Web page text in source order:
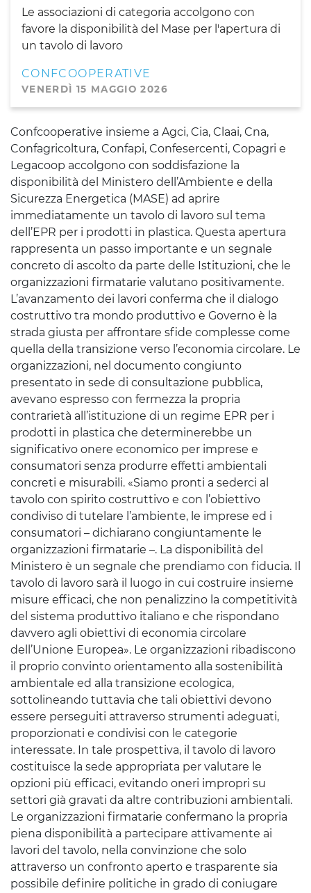
Le associazioni di categoria accolgono con
favore la disponibilità del Mase per l'apertura di
un tavolo di lavoro
CONFCOOPERATIVE
VENERDÌ 15 MAGGIO 2026
Confcooperative insieme a Agci, Cia, Claai, Cna,
Confagricoltura, Confapi, Confesercenti, Copagri e
Legacoop accolgono con soddisfazione la
disponibilità del Ministero dell’Ambiente e della
Sicurezza Energetica (MASE) ad aprire
immediatamente un tavolo di lavoro sul tema
dell’EPR per i prodotti in plastica. Questa apertura
rappresenta un passo importante e un segnale
concreto di ascolto da parte delle Istituzioni, che le
organizzazioni firmatarie valutano positivamente.
L’avanzamento dei lavori conferma che il dialogo
costruttivo tra mondo produttivo e Governo è la
strada giusta per affrontare sfide complesse come
quella della transizione verso l’economia circolare. Le
organizzazioni, nel documento congiunto
presentato in sede di consultazione pubblica,
avevano espresso con fermezza la propria
contrarietà all’istituzione di un regime EPR per i
prodotti in plastica che determinerebbe un
significativo onere economico per imprese e
consumatori senza produrre effetti ambientali
concreti e misurabili. «Siamo pronti a sederci al
tavolo con spirito costruttivo e con l’obiettivo
condiviso di tutelare l’ambiente, le imprese ed i
consumatori – dichiarano congiuntamente le
organizzazioni firmatarie –. La disponibilità del
Ministero è un segnale che prendiamo con fiducia. Il
tavolo di lavoro sarà il luogo in cui costruire insieme
misure efficaci, che non penalizzino la competitività
del sistema produttivo italiano e che rispondano
davvero agli obiettivi di economia circolare
dell’Unione Europea». Le organizzazioni ribadiscono
il proprio convinto orientamento alla sostenibilità
ambientale ed alla transizione ecologica,
sottolineando tuttavia che tali obiettivi devono
essere perseguiti attraverso strumenti adeguati,
proporzionati e condivisi con le categorie
interessate. In tale prospettiva, il tavolo di lavoro
costituisce la sede appropriata per valutare le
opzioni più efficaci, evitando oneri impropri su
settori già gravati da altre contribuzioni ambientali.
Le organizzazioni firmatarie confermano la propria
piena disponibilità a partecipare attivamente ai
lavori del tavolo, nella convinzione che solo
attraverso un confronto aperto e trasparente sia
possibile definire politiche in grado di coniugare